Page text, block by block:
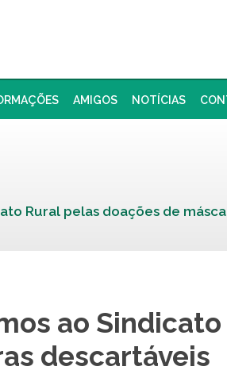
AMIGOS NOTÍCIAS
Rural pelas doações de
ao
descartáveis